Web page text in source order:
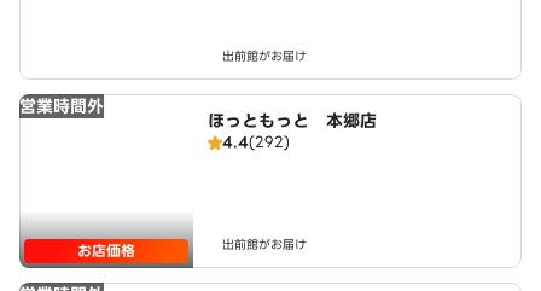
出前館がお届け
営業時間外
お店価格
ほっともっと 本郷店
4.4(292)
出前館がお届け